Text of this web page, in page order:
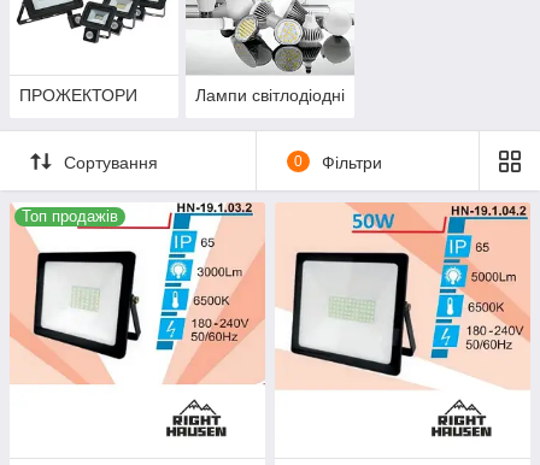
ПРОЖЕКТОРИ Лампи світлодіодні
Сортування 0 Фільтри
Топ продажів